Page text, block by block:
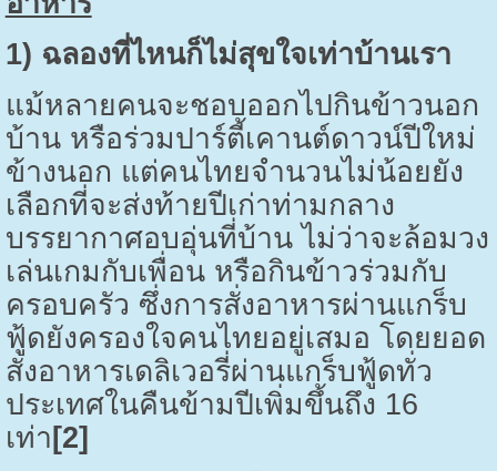
1) ฉลองที่ไหนก็ไม่สุขใจเท่าบ้านเรา
แม้หลายคนจะชอบออกไปกินข้าวนอก
บ้าน หรือร่วมปาร์ตี้เคานต์ดาวน์ปีใหม่
ข้างนอก แต่คนไทยจำนวนไม่น้อยยัง
เลือกที่จะส่งท้ายปีเก่าท่ามกลาง
บรรยากาศอบอุ่นที่บ้าน ไม่ว่าจะล้อมวง
เล่นเกมกับเพื่อน หรือกินข้าวร่วมกับ
ครอบครัว ซึ่งการสั่งอาหารผ่านแกร็บ
ฟู้ดยังครองใจคนไทยอยู่เสมอ โดยยอด
สั่งอาหารเดลิเวอรี่ผ่านแกร็บฟู้ดทั่ว
ประเทศในคืนข้ามปีเพิ่มขึ้นถึง 16
เท่า [2]